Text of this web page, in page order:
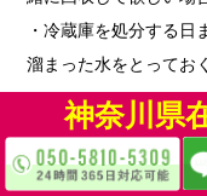
・冷蔵庫を処分する
溜まった水をとっておく
家電リサイクル法にし
神奈川県